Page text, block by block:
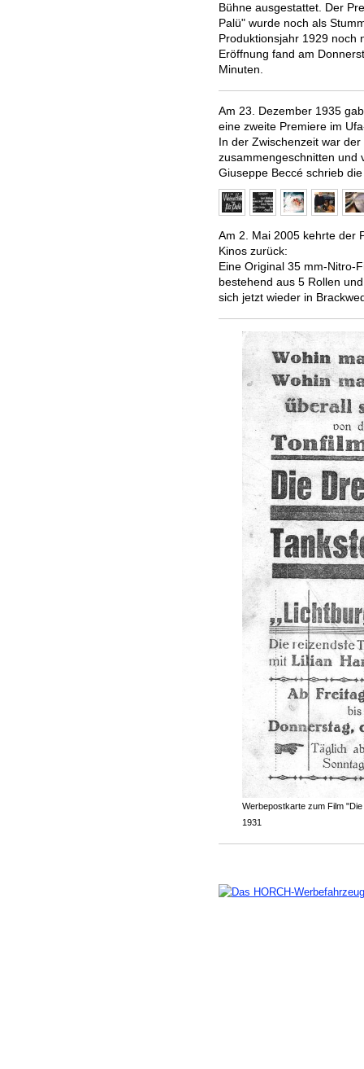
Bühne ausgestattet. Der
Palü" wurde noch als
Produktionsjahr 1929 noch
Eröffnung fand am
Minuten.
Am 23. Dezember 1935
eine zweite Premiere im
In der Zwischenzeit war
zusammengeschnitten und
Giuseppe Beccé schrieb
Am 2. Mai 2005 kehrte der
Kinos zurück:
Eine Original 35 mm-Nitro-
bestehend aus 5 Rollen
sich jetzt wieder in
Werbepostkarte zum Film
1931